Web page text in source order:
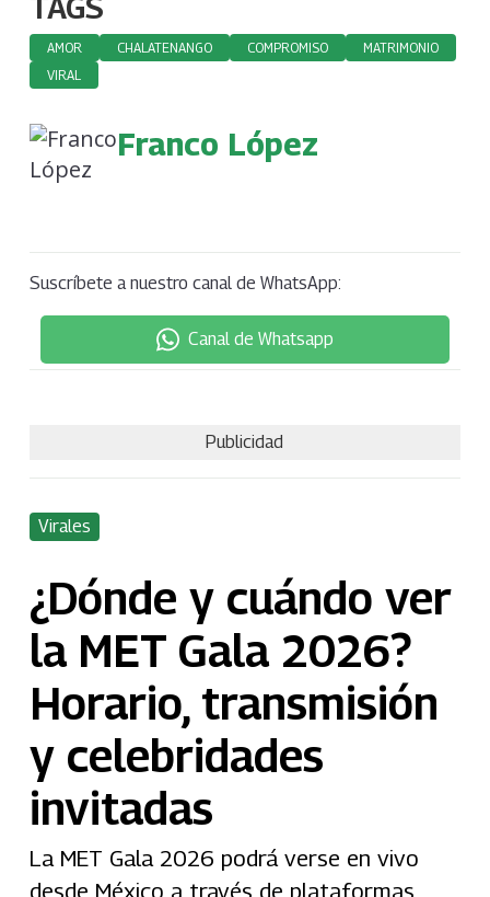
AMOR CHALATENANGO COMPROMISO
MATRIMONIO
VIRAL
Franco López
Suscríbete a nuestro canal de WhatsApp:
Canal de Whatsapp
Publicidad
Virales
¿Dónde y cuándo ver
la MET Gala 2026?
Horario, transmisión
y celebridades
invitadas
La MET Gala 2026 podrá verse en vivo
desde México a través de plataformas